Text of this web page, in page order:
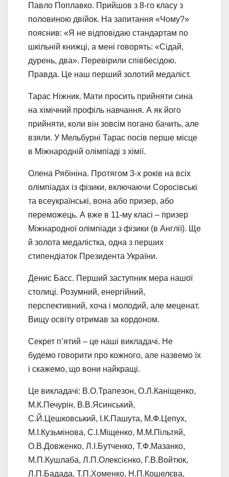
Павло Поплавко. Прийшов з 8-го класу з
половиною двійок. На запитання «Чому?»
пояснив: «Я не відповідаю стандартам по
шкільній книжці, а мені говорять: «Сідай,
дурень, два». Перевірили співбесідою.
Правда. Це наш перший золотий медаліст.
Тарас Ніжник. Мати просить прийняти сина
на хімічний профіль навчання. А як його
прийняти, коли він зовсім погано бачить, але
взяли. У Мельбурні Тарас посів перше місце
в Міжнародній олімпіаді з хімії.
Олена Рябініна. Протягом 3-х років на всіх
олімпіадах із фізики, включаючи Соросівські
та всеукраїнські, вона або призер, або
переможець. А вже в 11-му класі – призер
Міжнародної олімпіади з фізики (в Англії). Ще
й золота медалістка, одна з перших
стипендіаток Президента України.
Денис Басс. Перший заступник мера нашої
столиці. Розумний, енергійний,
перспективний, хоча і молодий, але меценат.
Вищу освіту отримав за кордоном.
Секрет п’ятий – це наші викладачі. Не
будемо говорити про кожного, але назвемо їх
і скажемо, що вони найкращі.
Це викладачі: В.О.Трапезон, О.Л.Каніщенко,
М.К.Печурін, В.В.Ясинський,
С.Й.Цешковський, І.К.Пашута, М.Ф.Цепух,
М.І.Кузьмінова, С.І.Міщенко, М.М.Пільтяй,
О.В.Довженко, Л.І.Бутченко, Т.Ф.Мазанко,
М.П.Кушлаба, Л.П.Олексієнко, Г.В.Войтюк,
Л.П.Бадада, Т.П.Хоменко, Н.П.Кошелєва,